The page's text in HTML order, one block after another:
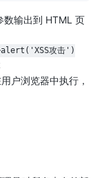
数输出到 HTML 页
攻击')
户浏览器中执行，